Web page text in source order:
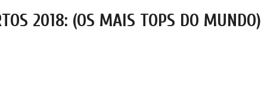
2018: (OS MAIS TOPS DO MUNDO)